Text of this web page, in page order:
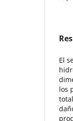
El
los